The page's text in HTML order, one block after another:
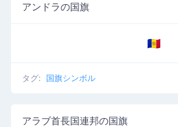
アンドラの国旗
🇦🇩
タグ: 国旗シンボル
アラブ首長国連邦の国旗